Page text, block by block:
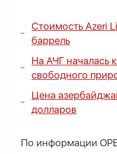
Стоимость Azeri
баррель
На АЧГ началась
свободного
Цена
долларов
По информации